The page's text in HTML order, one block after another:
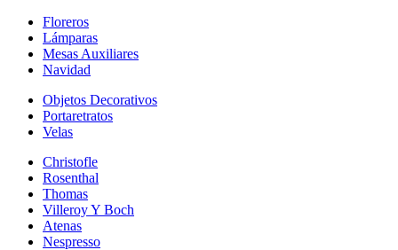
Floreros
Lámparas
Mesas Auxiliares
Navidad
Objetos Decorativos
Portaretratos
Velas
Christofle
Rosenthal
Thomas
Villeroy Y Boch
Atenas
Nespresso